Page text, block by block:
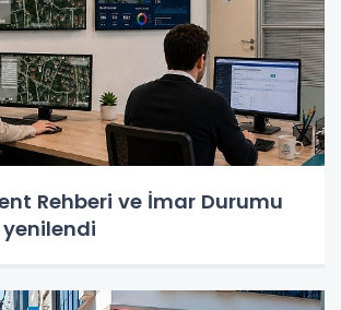
Rehberi ve İmar Durumu